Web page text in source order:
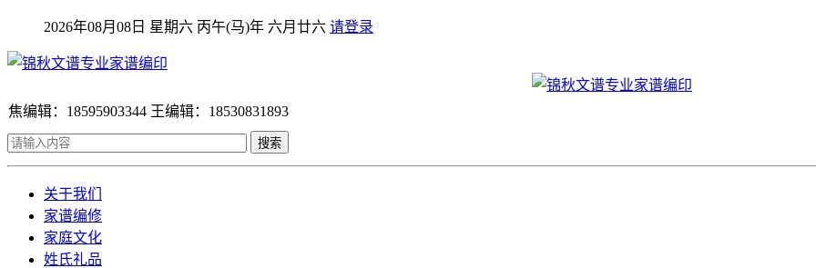
2026年08月08日 星期六 丙午(马)年 六月廿六 请登录
焦编辑：18595903344 王编辑：18530831893
搜索
关于我们
家谱编修
家庭文化
姓氏礼品